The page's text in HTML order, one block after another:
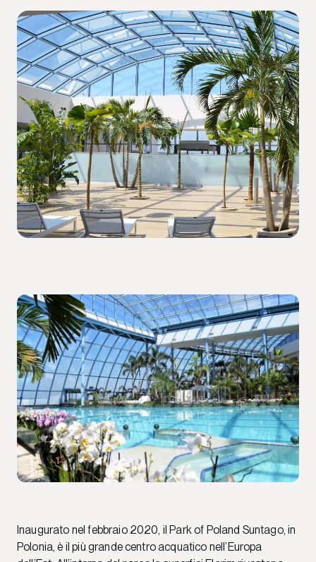
Inaugurato nel febbraio 2020, il Park of Poland Suntago, in
Polonia, è il più grande centro acquatico nell’Europa